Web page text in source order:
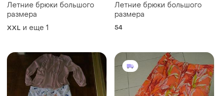
Летние брюки большого
размера
XXL и еще 1
Летние брюки большого
размера
54